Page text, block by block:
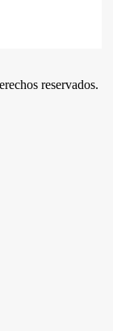
reservados.